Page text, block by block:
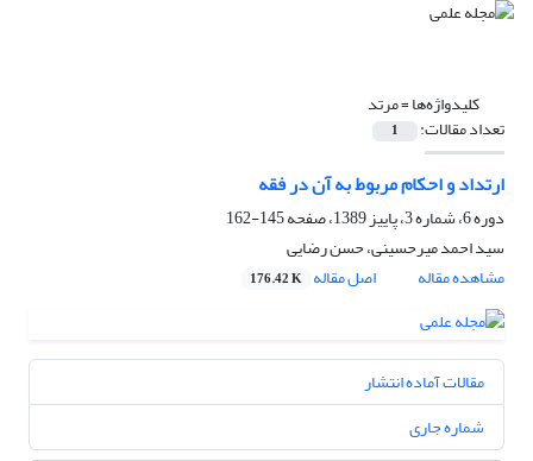
کلیدواژه‌ها =مرتد
تعداد مقالات: 1
ارتداد و احکام مربوط به آن در فقه
دوره 6، شماره 3، پاییز 1389، صفحه
145-162
سید احمد میرحسینی، حسن رضایی
مشاهده مقاله
اصل مقاله 176.42 K
مقالات آماده انتشار
شماره جاری